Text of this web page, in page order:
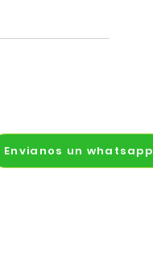
Envianos un whatsapp